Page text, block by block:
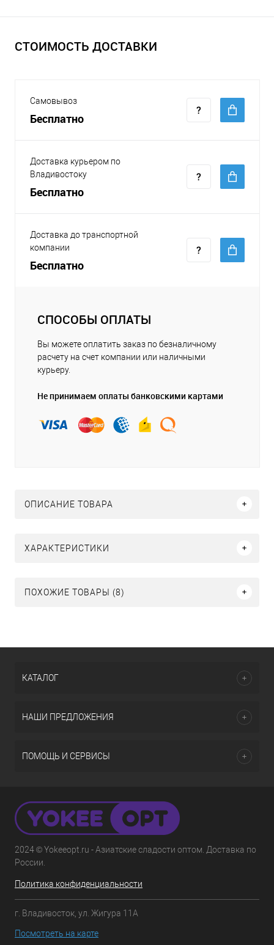
СТОИМОСТЬ ДОСТАВКИ
Самовывоз
Бесплатно
Доставка курьером по
Владивостоку
Бесплатно
Доставка до транспортной
компании
Бесплатно
СПОСОБЫ ОПЛАТЫ
Вы можете оплатить заказ по безналичному
расчету на счет компании или наличными
курьеру.
Не принимаем оплаты банковскими картами
ОПИСАНИЕ ТОВАРА
ХАРАКТЕРИСТИКИ
ПОХОЖИЕ ТОВАРЫ (8)
КАТАЛОГ
НАШИ ПРЕДЛОЖЕНИЯ
ПОМОЩЬ И СЕРВИСЫ
2024 © Yokeeopt.ru - Азиатские сладости оптом. Доставка по
России.
Политика конфиденциальности
г. Владивосток, ул. Жигура 11А
Посмотреть на карте